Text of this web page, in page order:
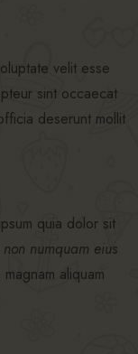
velit esse
sint occaecat
deserunt mollit
quia dolor sit
numquam eius
aliquam